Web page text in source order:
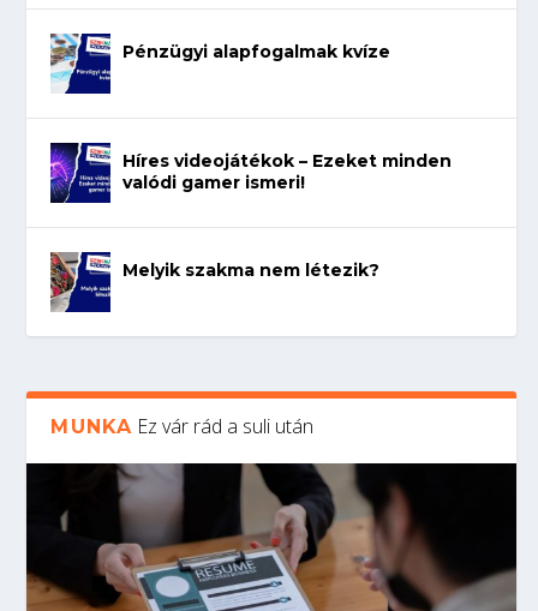
Pénzügyi alapfogalmak kvíze
Híres videojátékok – Ezeket minden
valódi gamer ismeri!
Melyik szakma nem létezik?
MUNKA Ez vár rád a suli után